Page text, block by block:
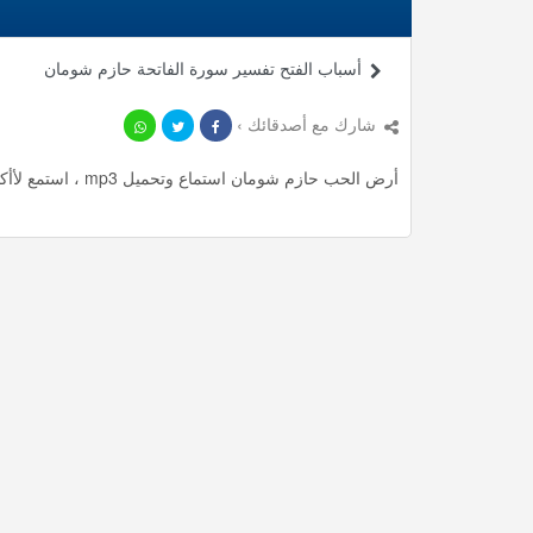
أسباب الفتح تفسير سورة الفاتحة حازم شومان
شارك مع أصدقائك ›
أرض الحب حازم شومان استماع وتحميل mp3 ، استمع لأأكثر من 19.85 دقيقة من محاضرات المميزة مجانا.